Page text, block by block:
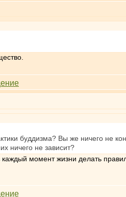
буддизма? Вы же ничего не
ничего не зависит?
момент жизни делать